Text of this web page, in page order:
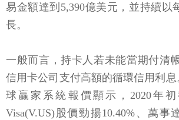
易金額達到5,390億美元，並持續以
長。
一般而言，持卡人若未能當期付清
信用卡公司支付高額的循環信用利息
球贏家系統報價顯示，2020年初
Visa(V.US)股價勁揚10.40%、萬事